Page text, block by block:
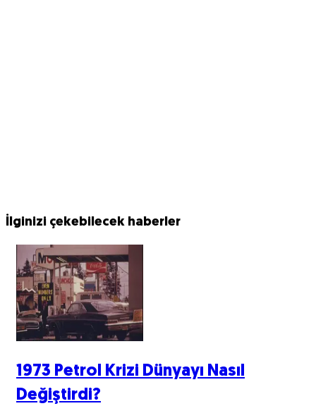
İlginizi çekebilecek haberler
1973 Petrol Krizi Dünyayı Nasıl
Değiştirdi?